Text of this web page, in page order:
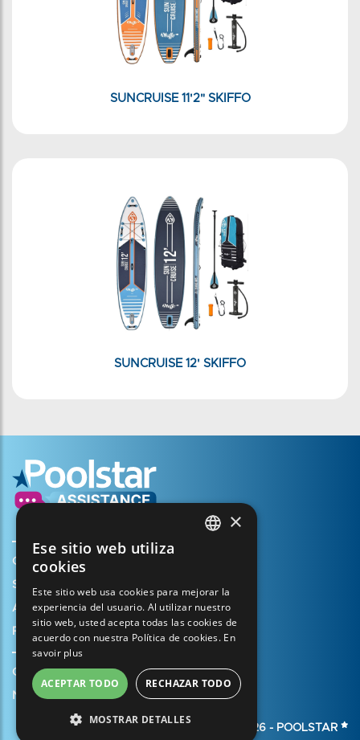
SUNCRUISE 11'2" SKIFFO
SUNCRUISE 12' SKIFFO
Crear mi cuenta
Su cesta
Abrir un caso de soporte
Registrar mi garantía
Condiciones generales de venta
Notas legales
© 2026 - POOLSTAR
SPANISH
ITALIAN
GERMAN
×
Ese sitio web utiliza
cookies
Este sitio web usa cookies para mejorar la
experiencia del usuario. Al utilizar nuestro
sitio web, usted acepta todas las cookies de
acuerdo con nuestra Política de cookies. En
savoir plus
ACEPTAR TODO RECHAZAR TODO
MOSTRAR DETALLES